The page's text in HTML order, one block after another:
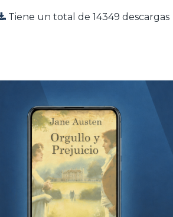
Tiene un total de 14349 descargas